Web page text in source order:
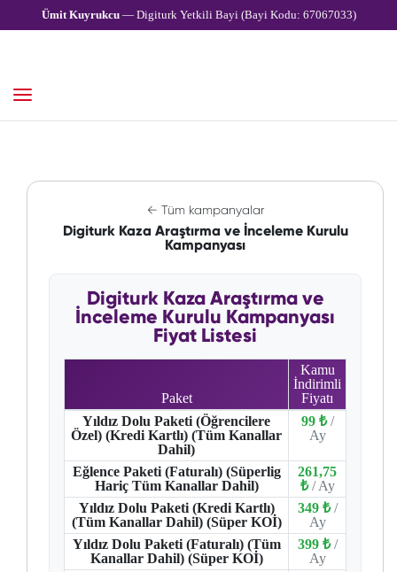
Ümit Kuyrukcu— Digiturk Yetkili Bayi (Bayi Kodu: 67067033)
← Tüm kampanyalar
Digiturk Kaza Araştırma ve İnceleme Kurulu
Kampanyası
Digiturk Kaza Araştırma ve
İnceleme Kurulu Kampanyası
Fiyat Listesi
Paket
Kamu
İndirimli
Fiyatı
Yıldız Dolu Paketi (Öğrencilere
Özel) (Kredi Kartlı) (Tüm Kanallar
Dahil)
99 ₺ /
Ay
Eğlence Paketi (Faturalı) (Süperlig
Hariç Tüm Kanallar Dahil)
261,75
₺ / Ay
Yıldız Dolu Paketi (Kredi Kartlı)
(Tüm Kanallar Dahil) (Süper KOİ)
349 ₺ /
Ay
Yıldız Dolu Paketi (Faturalı) (Tüm
Kanallar Dahil) (Süper KOİ)
399 ₺ /
Ay